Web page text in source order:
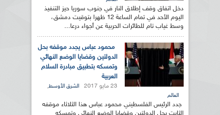
دخل اتفاق وقف إطلاق النار في جنوب سوريا حيز التنفيذ
اليوم الأحد في تمام الساعة 12 ظهرا بتوقيت دمشق،
وسط غياب تام للطائرات الحربية عن أجواء درعا...
محمود عباس يجدد موقفه بحل
الدولتين وقضايا الوضع النهائي
وتمسكه بتطبيق مبادرة السلام
العربية
23 مايو 2017 الشرق الأوسط,
العالم
جدد الرئيس الفلسطيني محمود عباس هذا الثلاثاء موقفه